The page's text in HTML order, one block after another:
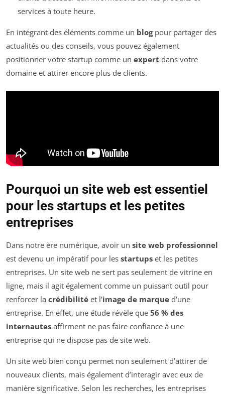
services à toute heure.
En intégrant des éléments comme un blogpour partager des
actualités ou des conseils, vous pouvez également
positionner votre startup comme un expert dans votre
domaine et attirer encore plus de clients.
Pourquoi un site web est essentiel
pour les startups et les petites
entreprises
Dans notre ère numérique, avoir un site web professionnel
est devenu un impératif pour les startups et les petites
entreprises. Un site web ne sert pas seulement de vitrine en
ligne, mais il agit également comme un puissant outil pour
renforcer la crédibilité et l’image de marque d’une
entreprise. En effet, une étude révèle que 56 % des
internautes affirment ne pas faire confiance à une
entreprise qui ne dispose pas de site web.
Un site web bien conçu permet non seulement d’attirer de
nouveaux clients, mais également d’interagir avec eux de
manière significative. Selon les recherches, les entreprises